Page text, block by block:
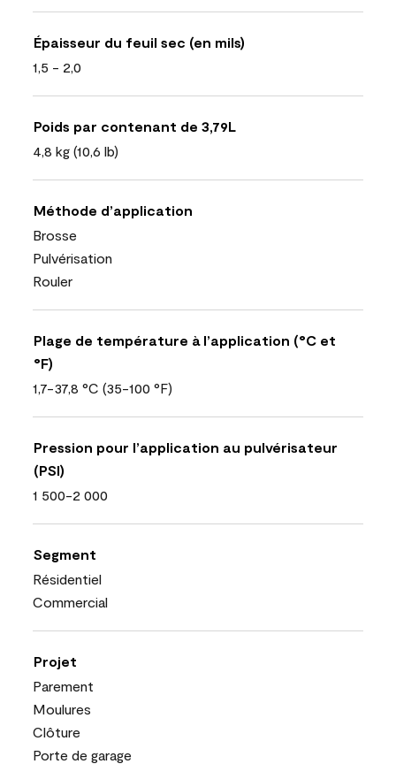
Épaisseur du feuil sec (en mils)
1,5 - 2,0
Poids par contenant de 3,79L
4,8 kg (10,6 lb)
Méthode d’application
Brosse
Pulvérisation
Rouler
Plage de température à l’application (°C et
°F)
1,7-37,8 °C (35-100 °F)
Pression pour l’application au pulvérisateur
(PSI)
1 500-2 000
Segment
Résidentiel
Commercial
Projet
Parement
Moulures
Clôture
Porte de garage